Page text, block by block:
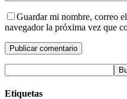
Guardar mi nombre, correo
navegador la próxima vez que
Etiquetas